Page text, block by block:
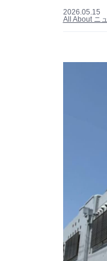
2026.05.15
All About ニ